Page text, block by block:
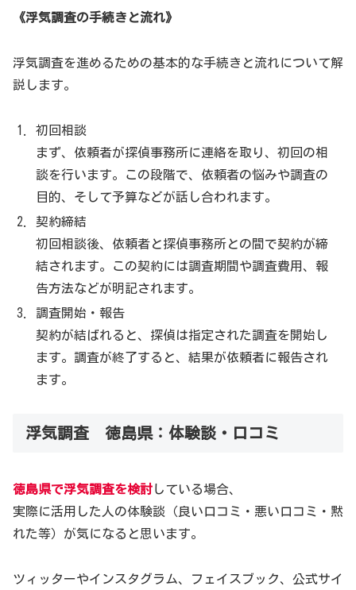
《浮気調査の手続きと流れ》
浮気調査を進めるための基本的な手続きと流れについて解
説します。
初回相談
まず、依頼者が探偵事務所に連絡を取り、初回の相
談を行います。この段階で、依頼者の悩みや調査の
目的、そして予算などが話し合われます。
契約締結
初回相談後、依頼者と探偵事務所との間で契約が締
結されます。この契約には調査期間や調査費用、報
告方法などが明記されます。
調査開始・報告
契約が結ばれると、探偵は指定された調査を開始し
ます。調査が終了すると、結果が依頼者に報告され
ます。
浮気調査 徳島県：体験談・口コミ
徳島県で浮気調査を検討している場合、
実際に活用した人の体験談（良い口コミ・悪い口コミ・黙
れた等）が気になると思います。
ツィッターやインスタグラム、フェイスブック、公式サイ